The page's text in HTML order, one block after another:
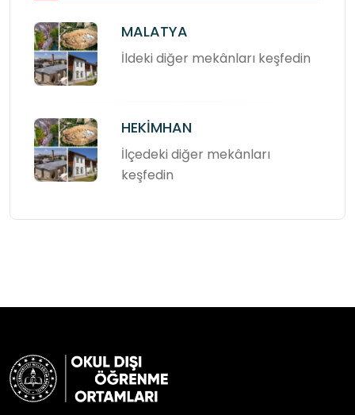
MALATYA
İldeki diğer mekânları keşfedin
HEKİMHAN
İlçedeki diğer mekânları
keşfedin